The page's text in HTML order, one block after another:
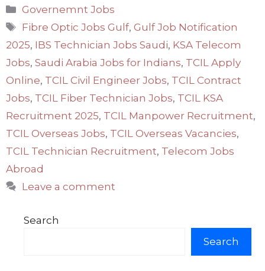
Categories
Governemnt Jobs
Tags
Fibre Optic Jobs Gulf,Gulf Job Notification
2025, IBS Technician Jobs Saudi, KSA Telecom
Jobs, Saudi Arabia Jobs for Indians, TCIL Apply
Online, TCIL Civil Engineer Jobs, TCIL Contract
Jobs, TCIL Fiber Technician Jobs, TCIL KSA
Recruitment 2025, TCIL Manpower Recruitment,
TCIL Overseas Jobs, TCIL Overseas Vacancies,
TCIL Technician Recruitment, Telecom Jobs
Abroad
Leave a comment
Search
Search